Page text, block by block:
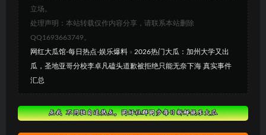
立场。
处理声明：本站转载仅作内容分享，请联系本站删除
QQ1693663749。
网红大瓜馆-每日热点-娱乐爆料 » 2026热门大瓜：加州大学又出
瓜，圣地亚哥分校李卓凡磕头道歉被拒绝只能无奈下海 真实事件
汇总